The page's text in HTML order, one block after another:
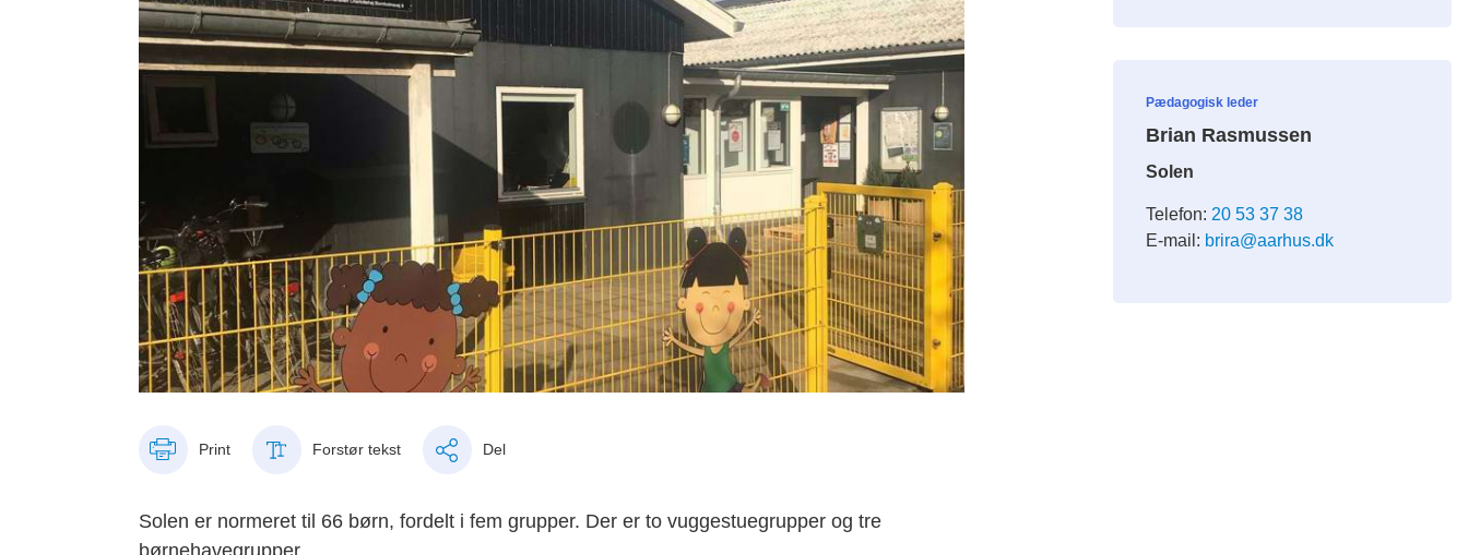
Print Forstør tekst Del
Solen er normeret til 66 børn, fordelt i fem grupper. Der er to vuggestuegrupper og tre
børnehavegrupper.
Pædagogisk leder
Brian Rasmussen
Solen
Telefon: 20 53 37 38
E-mail: brira@aarhus.dk